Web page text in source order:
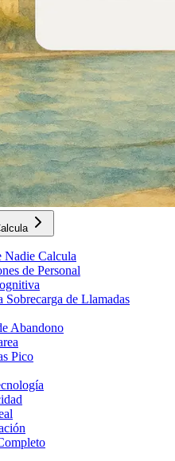
Nadie Calcula
de Personal
de Llamadas
Abandono
Pico